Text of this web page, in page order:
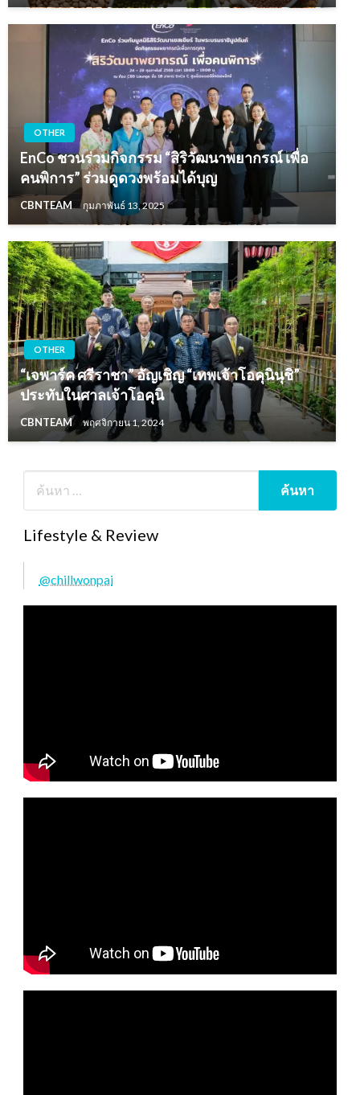
OTHER
EnCo ชวนร่วมกิจกรรม “สิริวัฒนาพยากรณ์ เพื่อ
คนพิการ” ร่วมดูดวงพร้อมได้บุญ
CBNTEAM กุมภาพันธ์ 13, 2025
OTHER
“เจพาร์ค ศรีราชา” อัญเชิญ “เทพเจ้าโอคุนินุชิ”
ประทับในศาลเจ้าโอคุนิ
CBNTEAM พฤศจิกายน 1, 2024
Lifestyle & Review
@chillwonpai